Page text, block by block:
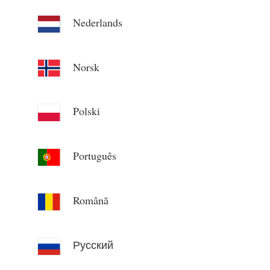
Nederlands
Norsk
Polski
Português
Română
Русский